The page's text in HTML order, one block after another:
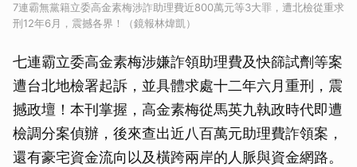
7連霸無黨籍立委高金素梅涉詐助理費近800萬元等3大罪，遭北檢從重求
刑12年6月，震撼各界！（鏡報林煒凱）
七連霸立委高金素梅涉嫌詐領助理費及快篩試劑等案
遭台北地檢署起訴，並具體求處十二年六月重刑，震
撼政壇！本刊掌握，高金素梅從馬英九執政時代即遭
檢調分案偵辦，後來查出近八百萬元助理費詐領案，
還有豪宅資金流向以及橫跨兩岸的人脈與資金網路。